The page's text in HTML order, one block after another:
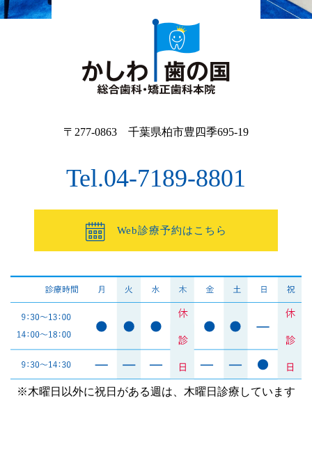
〒277-0863 千葉県柏市豊四季695-19
Tel.04-7189-8801
Web診療予約はこちら
※木曜日以外に祝日がある週は、木曜日診療しています